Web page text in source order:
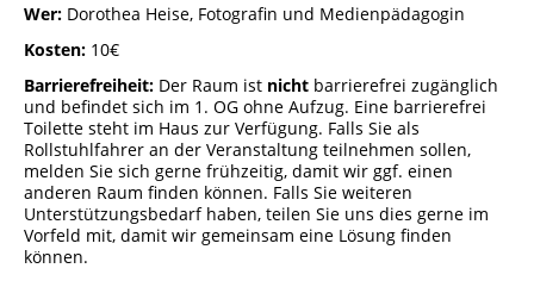
Wer: Dorothea Heise, Fotografin und Medienpädagogin
Kosten: 10€
Barrierefreiheit: Der Raum ist nicht barrierefrei zugänglich
und befindet sich im 1. OG ohne Aufzug. Eine barrierefrei
Toilette steht im Haus zur Verfügung. Falls Sie als
Rollstuhlfahrer an der Veranstaltung teilnehmen sollen,
melden Sie sich gerne frühzeitig, damit wir ggf. einen
anderen Raum finden können. Falls Sie weiteren
Unterstützungsbedarf haben, teilen Sie uns dies gerne im
Vorfeld mit, damit wir gemeinsam eine Lösung finden
können.